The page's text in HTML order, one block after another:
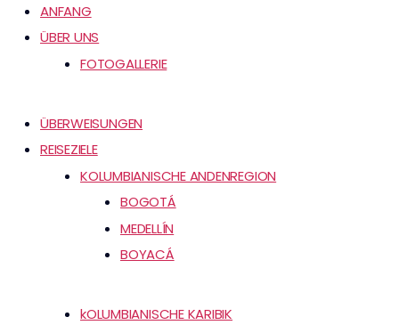
ANFANG
ÜBER UNS
FOTOGALLERIE
ÜBERWEISUNGEN
REISEZIELE
KOLUMBIANISCHE ANDENREGION
BOGOTÁ
MEDELLÍN
BOYACÁ
kOLUMBIANISCHE KARIBIK